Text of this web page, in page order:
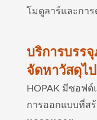
โมดูลาร์และกา
บริการบรร
จัดหาวัสดุไ
HOPAK มีซอฟ
การออกแบบที่ส